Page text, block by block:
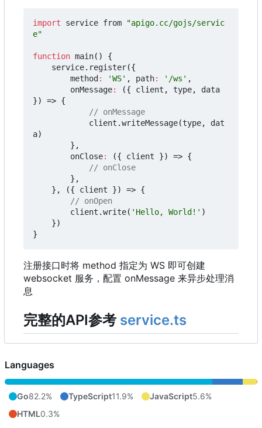
import service from
"apigo.cc/gojs/servic
e"
function main()
{
service. register({
method : 'WS' , path: '/ws' ,
onMessage: ({ client , type,
data
})
=> {
client .writeMessage(type,
dat
a)
},
onClose: ({ client }) => {
},
},
({ client }) => {
client .write( 'Hello, World!' )
})
}
注册接口时将 method 指定为 WS 即可创建
websocket 服务，配置 onMessage 来异步处理消
息
完整的API参考 service.ts
Languages
Go82.2% TypeScript11.9% JavaScript5.6%
HTML0.3%